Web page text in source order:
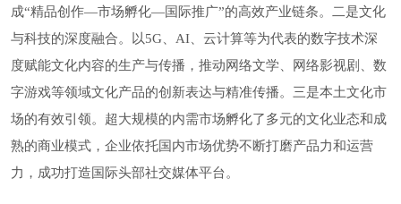
成“精品创作—市场孵化—国际推广”的高效产业链条。二是文化
与科技的深度融合。以5G、AI、云计算等为代表的数字技术深
度赋能文化内容的生产与传播，推动网络文学、网络影视剧、数
字游戏等领域文化产品的创新表达与精准传播。三是本土文化市
场的有效引领。超大规模的内需市场孵化了多元的文化业态和成
熟的商业模式，企业依托国内市场优势不断打磨产品力和运营
力，成功打造国际头部社交媒体平台。